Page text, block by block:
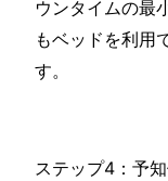
ウンタイムの最
もベッドを利用
す。
ステップ4：予